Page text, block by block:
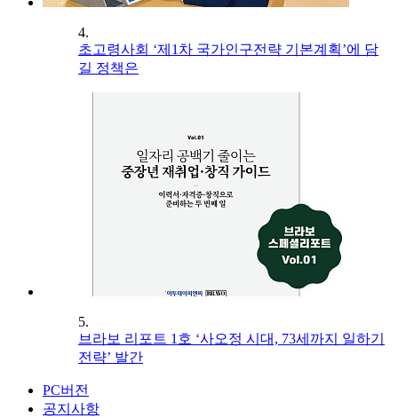
4.
초고령사회 ‘제1차 국가인구전략 기본계획’에 담
길 정책은
5.
브라보 리포트 1호 ‘사오정 시대, 73세까지 일하기
전략’ 발간
PC버전
공지사항